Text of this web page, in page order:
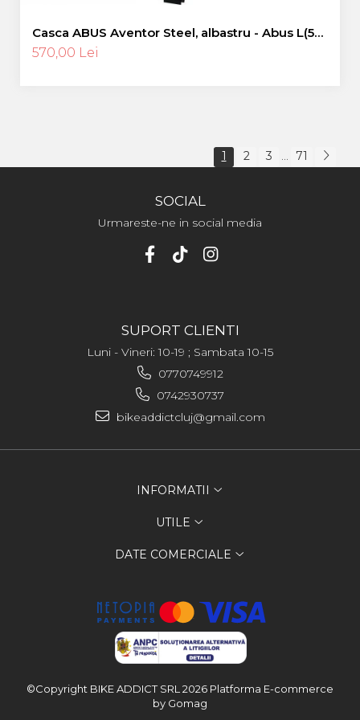
Casca ABUS Aventor Steel, albastru - Abus L(57-
61 cm)
570,00 Lei
1 2 3 71
SOCIAL
Urmareste-ne in social media
SUPORT CLIENTI
Luni - Vineri: 10-19 ; Sambata 10-15
0770749912
0742930737
bikeaddictcluj@gmail.com
INFORMATII
UTILE
DATE COMERCIALE
©Copyright BIKE ADDICT SRL 2026 Platforma E-commerce
by Gomag